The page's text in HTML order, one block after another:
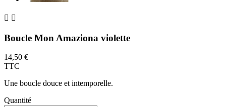
 
Boucle Mon Amaziona violette
14,50 €
TTC
Une boucle douce et intemporelle.
Quantité